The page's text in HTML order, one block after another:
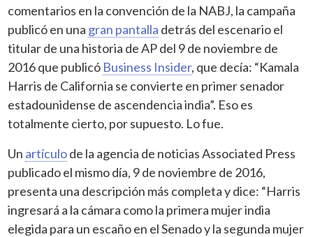
comentarios en la convención de la NABJ, la campaña
publicó en una gran pantalla detrás del escenario el
titular de una historia de AP del 9 de noviembre de
2016 que publicó Business Insider, que decía: “Kamala
Harris de California se convierte en primer senador
estadounidense de ascendencia india”. Eso es
totalmente cierto, por supuesto. Lo fue.
Un artículode la agencia de noticias Associated Press
publicado el mismo día, 9 de noviembre de 2016,
presenta una descripción más completa y dice: “Harris
ingresará a la cámara como la primera mujer india
elegida para un escaño en el Senado y la segunda mujer